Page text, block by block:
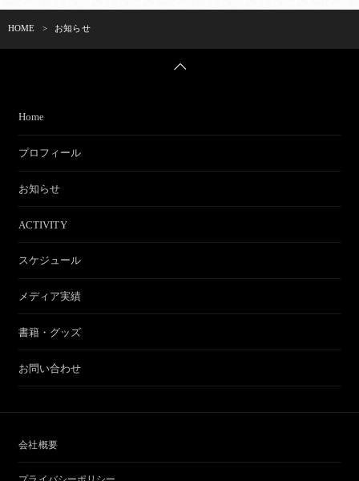
HOME > お知らせ
Home
プロフィール
お知らせ
ACTIVITY
スケジュール
メディア実績
書籍・グッズ
お問い合わせ
会社概要